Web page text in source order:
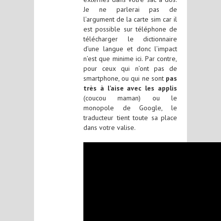
Je ne parlerai pas de
l’argument de la carte sim car il
est possible sur téléphone de
télécharger le dictionnaire
d’une langue et donc l’impact
n’est que minime ici. Par contre,
pour ceux qui n’ont pas de
smartphone, ou qui ne sont pas
très à l’aise avec les applis
(coucou maman) ou le
monopole de Google, le
traducteur tient toute sa place
dans votre valise.